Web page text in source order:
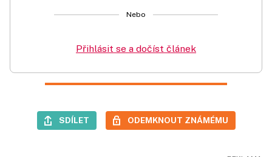
Nebo
Přihlásit se a dočíst článek
SDÍLET ODEMKNOUT ZNÁMÉMU